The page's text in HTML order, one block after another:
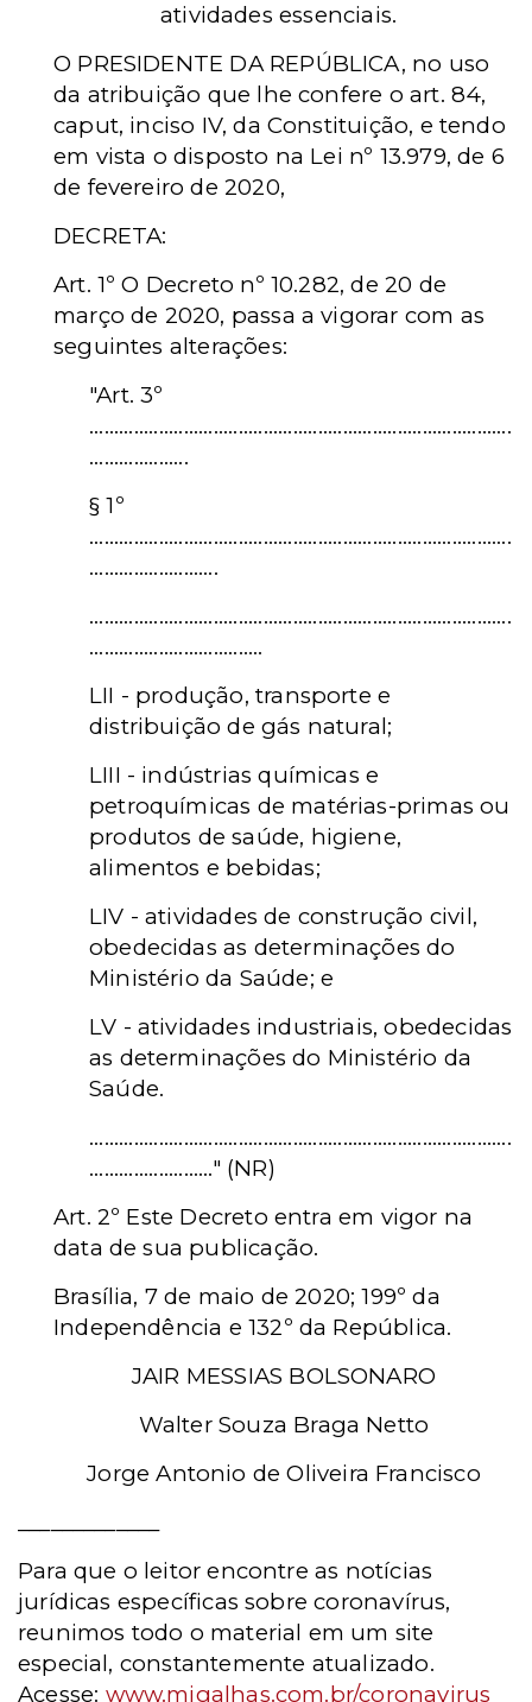
atividades essenciais.
O PRESIDENTE DA REPÚBLICA, no uso
da atribuição que lhe confere o art. 84,
caput, inciso IV, da Constituição, e tendo
em vista o disposto na Lei nº 13.979, de 6
de fevereiro de 2020,
DECRETA:
Art. 1º O Decreto nº 10.282, de 20 de
março de 2020, passa a vigorar com as
seguintes alterações:
"Art. 3º
.....................................................................................
....................
§ 1º
.....................................................................................
..........................
.....................................................................................
...................................
LII - produção, transporte e
distribuição de gás natural;
LIII - indústrias químicas e
petroquímicas de matérias-primas ou
produtos de saúde, higiene,
alimentos e bebidas;
LIV - atividades de construção civil,
obedecidas as determinações do
Ministério da Saúde; e
LV - atividades industriais, obedecidas
as determinações do Ministério da
Saúde.
.....................................................................................
........................." (NR)
Art. 2º Este Decreto entra em vigor na
data de sua publicação.
Brasília, 7 de maio de 2020; 199º da
Independência e 132º da República.
JAIR MESSIAS BOLSONARO
Walter Souza Braga Netto
Jorge Antonio de Oliveira Francisco
Para que o leitor encontre as notícias
jurídicas específicas sobre coronavírus,
reunimos todo o material em um site
especial, constantemente atualizado.
Acesse: www.migalhas.com.br/coronavirus